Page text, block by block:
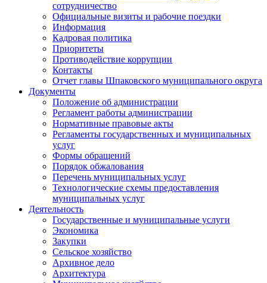
сотрудничество
Официальные визиты и рабочие поездки
Информация
Кадровая политика
Приоритеты
Противодействие коррупции
Контакты
Отчет главы Шпаковского муниципального округа
Документы
Положение об администрации
Регламент работы администрации
Нормативные правовые акты
Регламенты государственных и муниципальных
услуг
Формы обращений
Порядок обжалования
Перечень муниципальных услуг
Технологические схемы предоставления
муниципальных услуг
Деятельность
Государственные и муниципальные услуги
Экономика
Закупки
Сельское хозяйство
Архивное дело
Архитектура